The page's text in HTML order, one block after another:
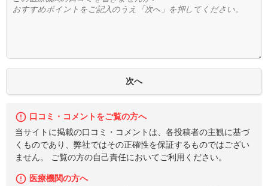
口コミ・コメントをご覧の方へ
当サイトに掲載の口コミ・コメントは、各投稿者の主観に基づ
くものであり、弊社ではその正確性を保証するものではござい
ません。 ご覧の方の自己責任においてご利用ください。
医療機関の方へ